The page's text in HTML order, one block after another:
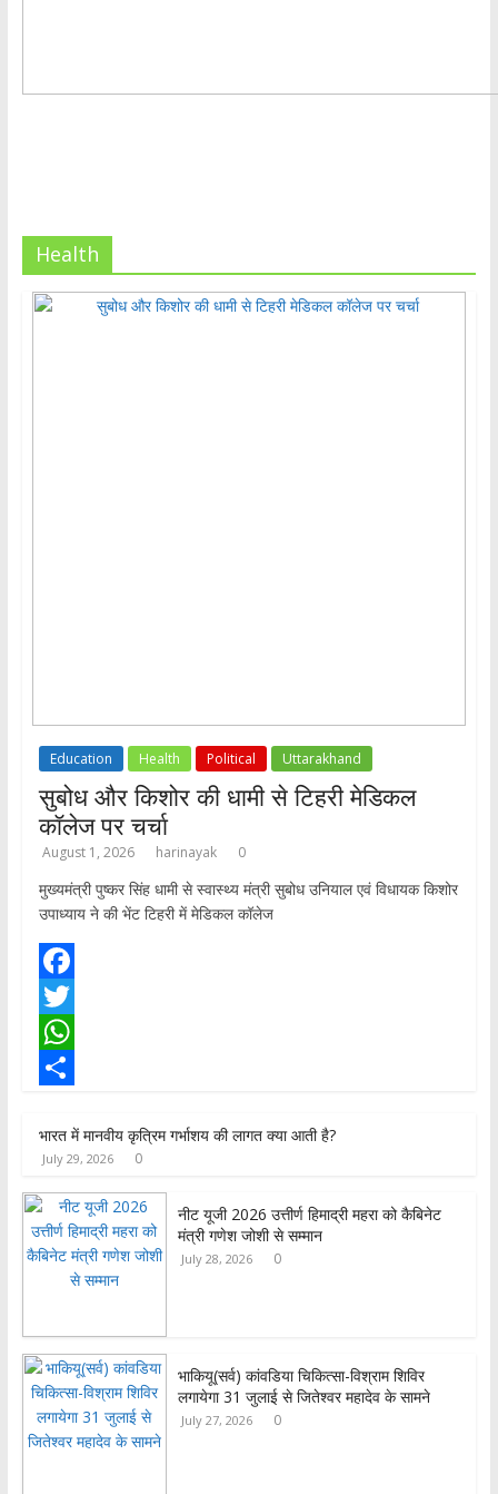
Health
Education Health Political Uttarakhand
सुबोध और किशोर की धामी से टिहरी मेडिकल
कॉलेज पर चर्चा
August 1, 2026 harinayak 0
मुख्यमंत्री पुष्कर सिंह धामी से स्वास्थ्य मंत्री सुबोध उनियाल एवं विधायक किशोर
उपाध्याय ने की भेंट टिहरी में मेडिकल कॉलेज
F
a
c
b
o
k
T
w
t
e
r
W
a
s
A
h
r
e
भारत में मानवीय कृत्रिम गर्भाशय की लागत क्या आती है?
July 29, 2026 0
नीट यूजी 2026 उत्तीर्ण हिमाद्री महरा को कैबिनेट
मंत्री गणेश जोशी से सम्मान
July 28, 2026 0
भाकियू(सर्व) कांवडिया चिकित्सा-विश्राम शिविर
लगायेगा 31 जुलाई से जितेश्वर महादेव के सामने
July 27, 2026 0